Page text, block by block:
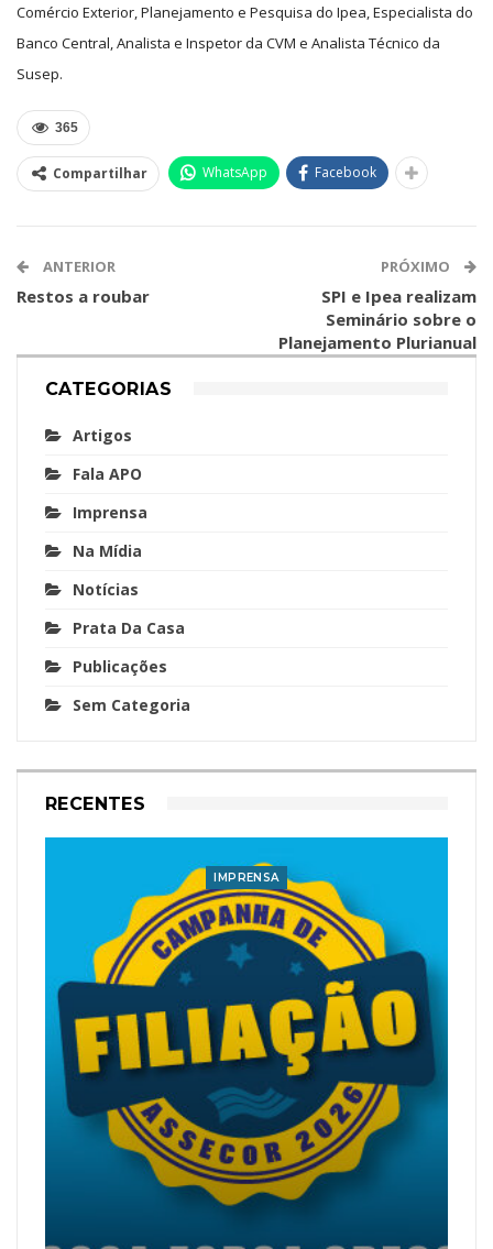
Comércio Exterior, Planejamento e Pesquisa do Ipea, Especialista do
Banco Central, Analista e Inspetor da CVM e Analista Técnico da
Susep.
365
Compartilhar WhatsApp Facebook
ANTERIOR
Restos a roubar
PRÓXIMO
SPI e Ipea realizam
Seminário sobre o
Planejamento Plurianual
CATEGORIAS
Artigos
Fala APO
Imprensa
Na Mídia
Notícias
Prata Da Casa
Publicações
Sem Categoria
RECENTES
IMPRENSA